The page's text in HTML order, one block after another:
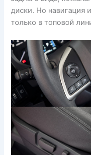
диски. Но навигация
только в топовой